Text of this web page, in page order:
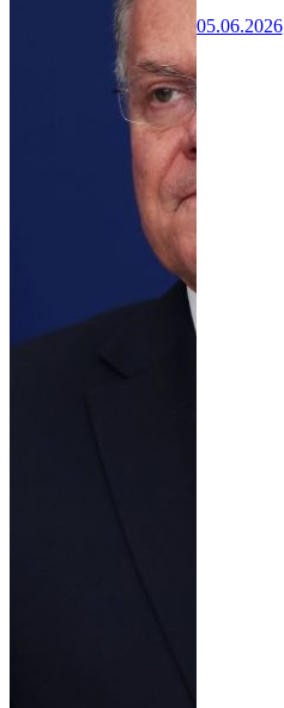
05.06.2026